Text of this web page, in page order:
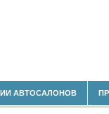
АВТОСАЛОНОВ